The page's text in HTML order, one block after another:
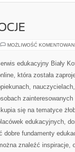
MOŻLIWOŚĆ
edukacyjny Biały
która została
się na tematyce
edukacyjnych,
dobre fundamenty
znaleźć inspiracje,